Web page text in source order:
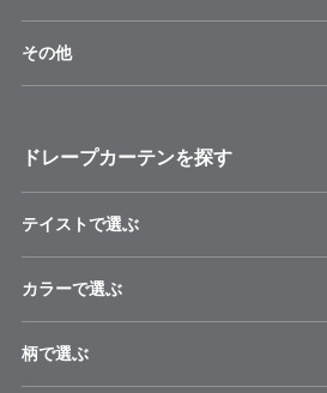
その他
ドレープカーテンを探す
テイストで選ぶ
カラーで選ぶ
柄で選ぶ